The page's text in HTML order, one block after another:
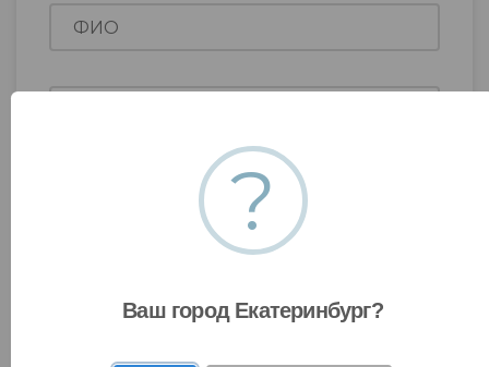
?
Ваш город Екатеринбург?